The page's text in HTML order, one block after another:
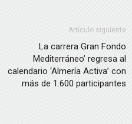
Artículo siguiente
La carrera Gran Fondo
Mediterráneo’ regresa al
calendario ‘Almería Activa’ con
más de 1.600 participantes